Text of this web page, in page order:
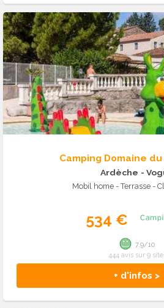
Camping Domaine
Ardèche -
Mobil home - Terrasse -
534 €
+ d'infos >
7.9/10
444 avis sur 9